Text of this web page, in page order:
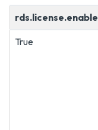
rds.license.enable
True